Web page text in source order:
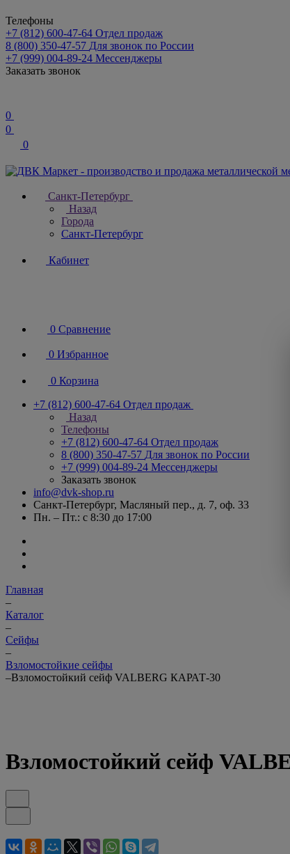
Телефоны
+7 (812) 600-47-64 Отдел продаж
8 (800) 350-47-57 Для звонок по России
+7 (999) 004-89-24 Мессенджеры
Заказать звонок
0
0
0
Санкт-Петербург
Назад
Города
Санкт-Петербург
Кабинет
0 Сравнение
0 Избранное
0 Корзина
+7 (812) 600-47-64 Отдел продаж
Назад
Телефоны
+7 (812) 600-47-64 Отдел продаж
8 (800) 350-47-57 Для звонок по России
+7 (999) 004-89-24 Мессенджеры
Заказать звонок
info@dvk-shop.ru
Санкт-Петербург, Масляный пер., д. 7, оф. 33
Пн. – Пт.: с 8:30 до 17:00
Главная
–
Каталог
–
Cейфы
–
Взломостойкие сейфы
–Взломостойкий сейф VALBERG КАРАТ-30
Взломостойкий сейф